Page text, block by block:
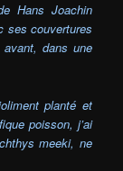
Hans Joachin
ses couvertures
dans une
planté et
poisson, j’ai
meeki, ne